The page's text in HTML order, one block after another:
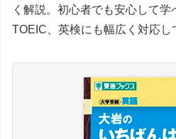
く解説。初心者でも安心して
TOEIC、英検にも幅広く対応し